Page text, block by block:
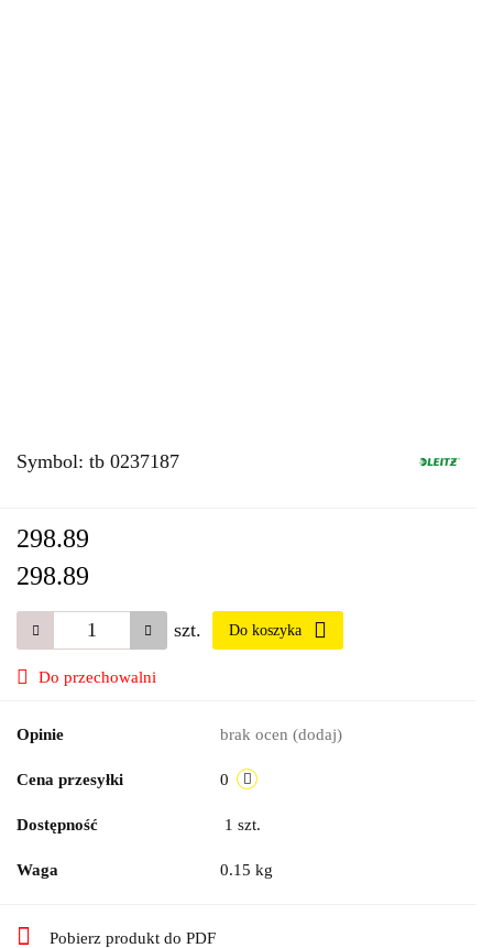
Symbol: tb 0237187
298.89
298.89
szt. Do koszyka
Do przechowalni
Opinie brak ocen (dodaj)
Cena przesyłki 0
Dostępność 1 szt.
Waga 0.15 kg
Pobierz produkt do PDF